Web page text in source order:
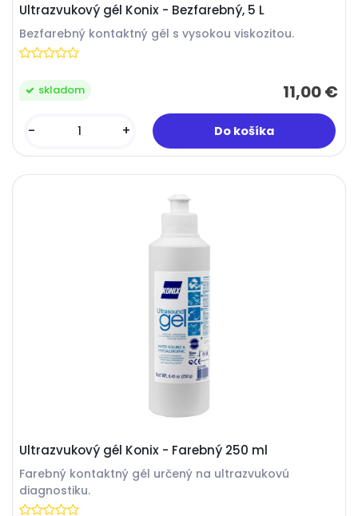
Ultrazvukový gél Konix - Bezfarebný, 5 L
Bezfarebný kontaktný gél s vysokou viskozitou.
11,00 €
skladom
- +
Ultrazvukový gél Konix - Farebný 250 ml
Farebný kontaktný gél určený na ultrazvukovú
diagnostiku.